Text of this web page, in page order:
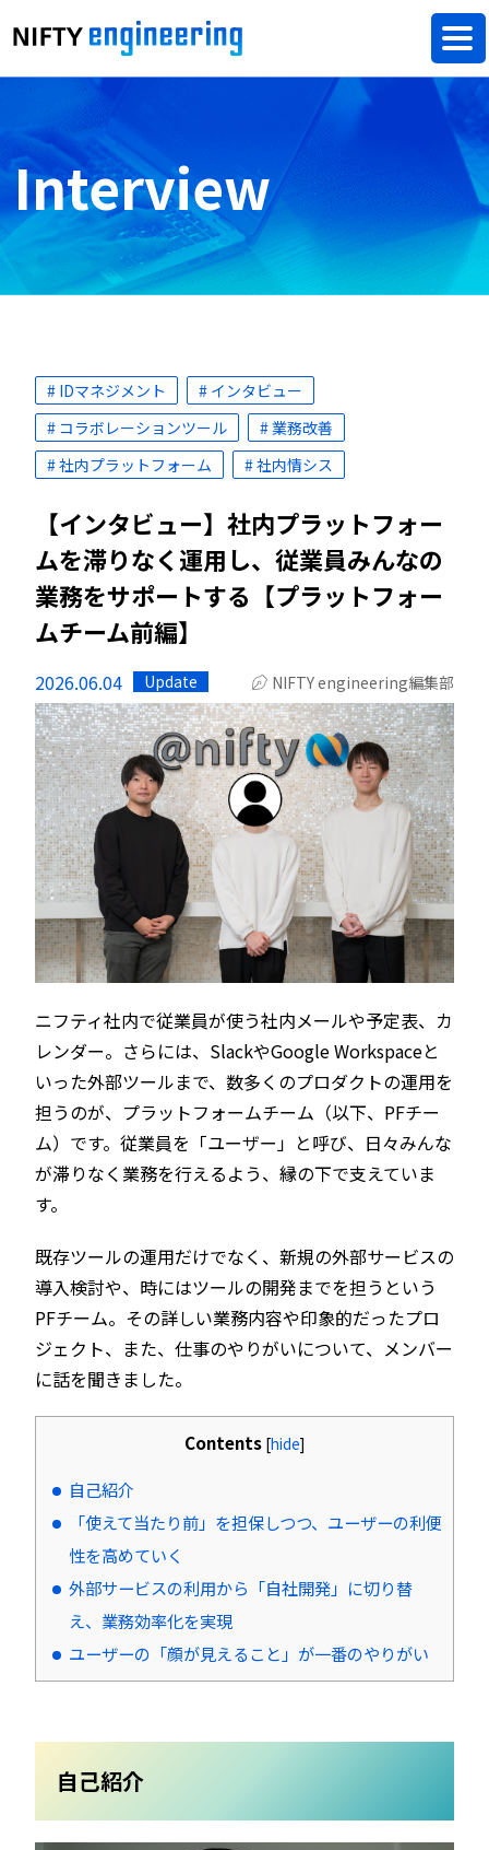
Interview
# IDマネジメント
# インタビュー
# コラボレーションツール
# 業務改善
# 社内プラットフォーム
# 社内情シス
【インタビュー】社内プラットフォー
ムを滞りなく運用し、従業員みんなの
業務をサポートする【プラットフォー
ムチーム前編】
2026.06.04 Update NIFTY engineering編集部
ニフティ社内で従業員が使う社内メールや予定表、カ
レンダー。さらには、SlackやGoogle Workspaceと
いった外部ツールまで、数多くのプロダクトの運用を
担うのが、プラットフォームチーム（以下、PFチー
ム）です。従業員を「ユーザー」と呼び、日々みんな
が滞りなく業務を行えるよう、縁の下で支えていま
す。
既存ツールの運用だけでなく、新規の外部サービスの
導入検討や、時にはツールの開発までを担うという
PFチーム。その詳しい業務内容や印象的だったプロ
ジェクト、また、仕事のやりがいについて、メンバー
に話を聞きました。
Contents [hide]
自己紹介
「使えて当たり前」を担保しつつ、ユーザーの利便
性を高めていく
外部サービスの利用から「自社開発」に切り替
え、業務効率化を実現
ユーザーの「顔が見えること」が一番のやりがい
自己紹介